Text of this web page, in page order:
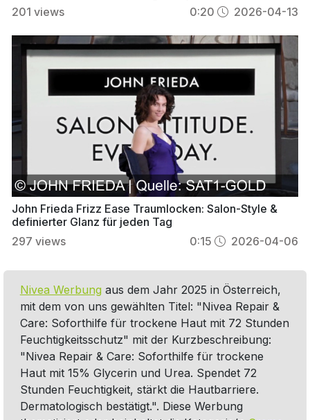
201 views 0:20 2026-04-13
John Frieda Frizz Ease Traumlocken: Salon-Style &
definierter Glanz für jeden Tag
297 views 0:15 2026-04-06
Nivea Werbung aus dem Jahr 2025 in Österreich,
mit dem von uns gewählten Titel: "Nivea Repair &
Care: Soforthilfe für trockene Haut mit 72 Stunden
Feuchtigkeitsschutz" mit der Kurzbeschreibung:
"Nivea Repair & Care: Soforthilfe für trockene
Haut mit 15% Glycerin und Urea. Spendet 72
Stunden Feuchtigkeit, stärkt die Hautbarriere.
Dermatologisch bestätigt.". Diese Werbung